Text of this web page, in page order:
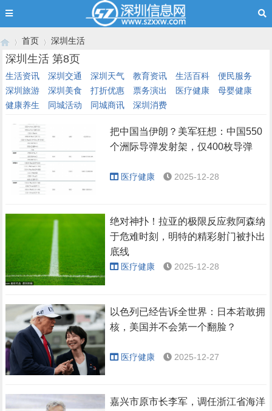
›
首页
›
深圳生活
深圳生活 第8页
生活资讯 深圳交通 深圳天气 教育资讯 生活百科
便民服务
深圳旅游
深圳美食 打折优惠 票务演出 医疗健康
母婴健康
健康养生
同城活动 同城商讯 深圳消费
把中国当伊朗？美军狂想：中国550
个洲际导弹发射架，仅400枚导弹
医疗健康 2025-12-28
绝对神扑！拉亚的极限反应救阿森纳
于危难时刻，明特的精彩射门被扑出
底线
医疗健康 2025-12-28
以色列已经告诉全世界：日本若敢拥
核，美国并不会第一个翻脸？
医疗健康 2025-12-27
嘉兴市原市长李军，调任浙江省海洋